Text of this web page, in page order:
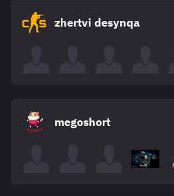
zhertvi desynqa
megoshort